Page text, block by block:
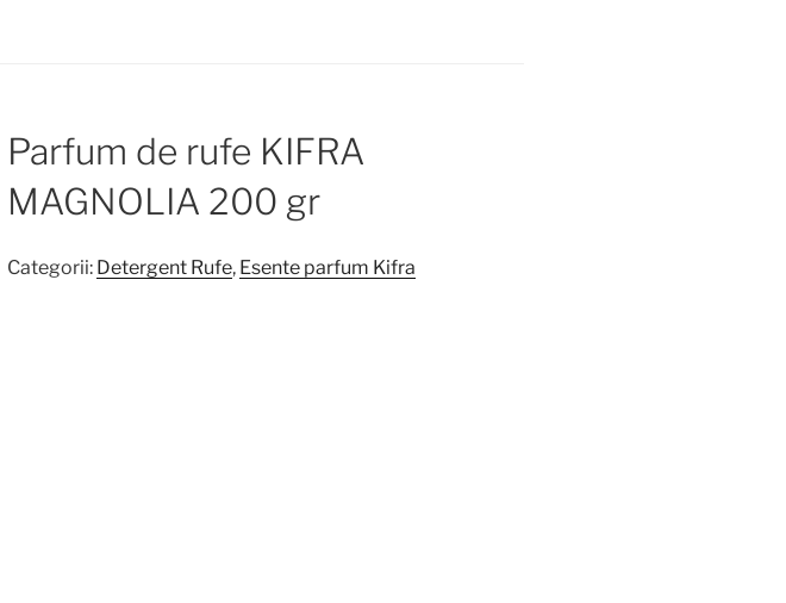
Parfum de rufe KIFRA
MAGNOLIA 200 gr
Categorii: Detergent Rufe, Esente parfum Kifra